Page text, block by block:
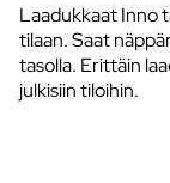
Laadukkaat Inno
tilaan. Saat
tasolla. Erittäin
julkisiin tiloihin.